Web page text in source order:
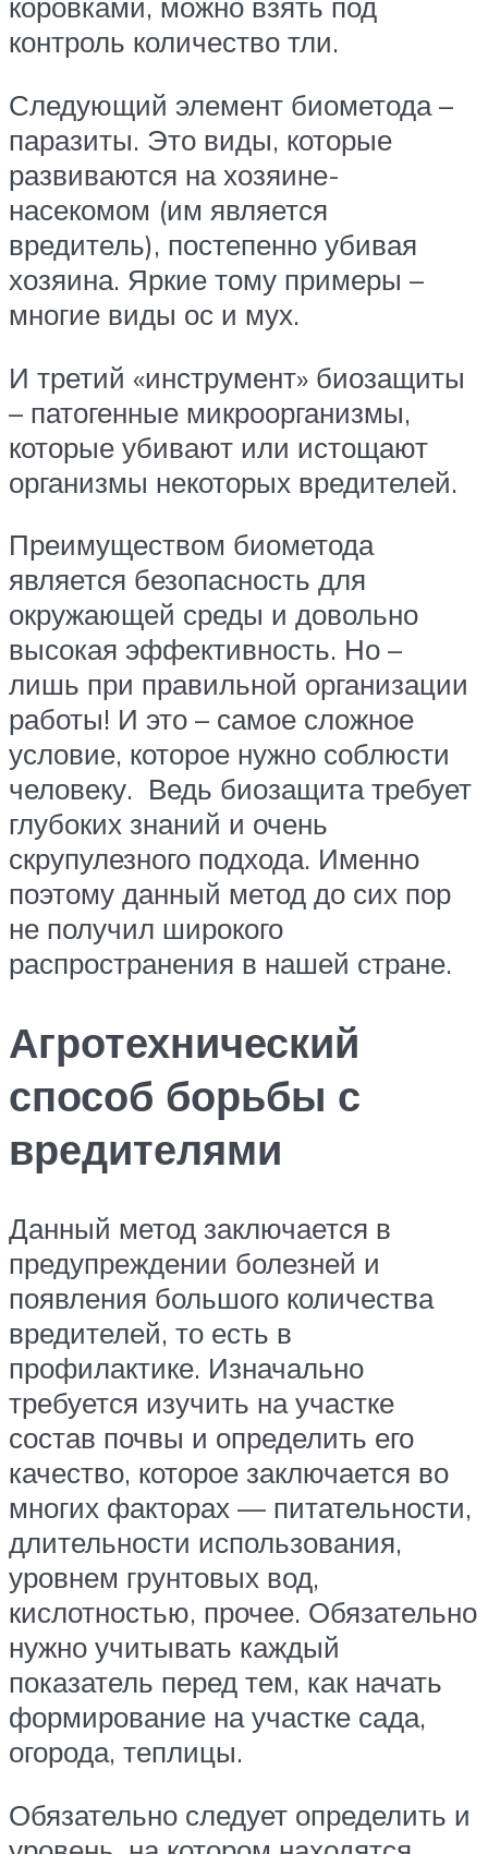
коровками, можно взять под
контроль количество тли.
Следующий элемент биометода –
паразиты. Это виды, которые
развиваются на хозяине-
насекомом (им является
вредитель), постепенно убивая
хозяина. Яркие тому примеры –
многие виды ос и мух.
И третий «инструмент» биозащиты
– патогенные микроорганизмы,
которые убивают или истощают
организмы некоторых вредителей.
Преимуществом биометода
является безопасность для
окружающей среды и довольно
высокая эффективность. Но –
лишь при правильной организации
работы! И это – самое сложное
условие, которое нужно соблюсти
человеку. Ведь биозащита требует
глубоких знаний и очень
скрупулезного подхода. Именно
поэтому данный метод до сих пор
не получил широкого
распространения в нашей стране.
Агротехнический
способ борьбы с
вредителями
Данный метод заключается в
предупреждении болезней и
появления большого количества
вредителей, то есть в
профилактике. Изначально
требуется изучить на участке
состав почвы и определить его
качество, которое заключается во
многих факторах — питательности,
длительности использования,
уровнем грунтовых вод,
кислотностью, прочее. Обязательно
нужно учитывать каждый
показатель перед тем, как начать
формирование на участке сада,
огорода, теплицы.
Обязательно следует определить и